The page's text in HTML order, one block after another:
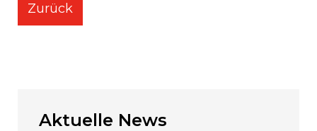
Zurück
Aktuelle News